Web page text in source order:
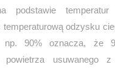
podstawie
odzysku
np. 90% oznacza, że
powietrza usuwanego